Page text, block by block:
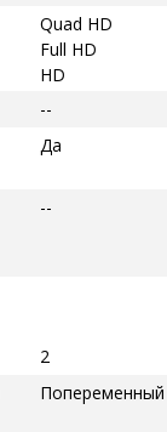
Quad HD
Full HD
HD
--
Да
--
2
Попеременный